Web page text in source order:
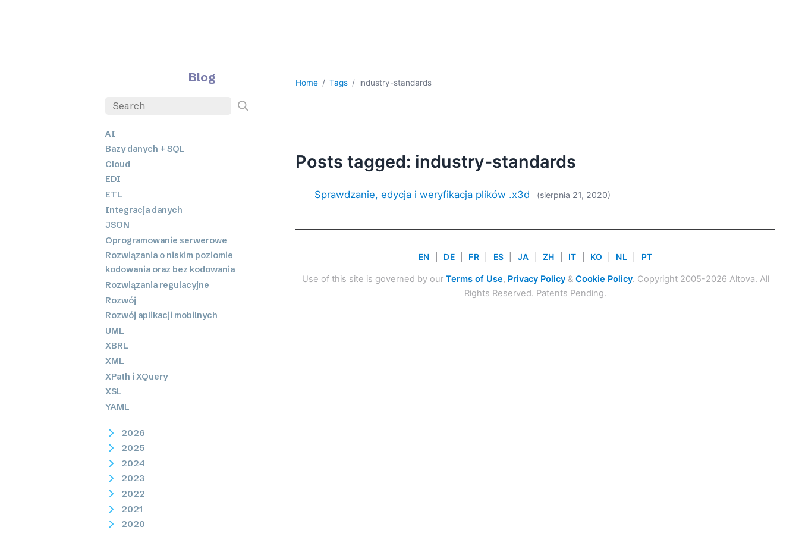
Blog
AI
Bazy danych + SQL
Cloud
EDI
ETL
Integracja danych
JSON
Oprogramowanie serwerowe
Rozwiązania o niskim poziomie
kodowania oraz bez kodowania
Rozwiązania regulacyjne
Rozwój
Rozwój aplikacji mobilnych
UML
XBRL
XML
XPath i XQuery
XSL
YAML
2026
2025
2024
2023
2022
2021
2020
Home Tags industry-standards
Posts tagged: industry-standards
Sprawdzanie, edycja i weryfikacja plików .x3d (sierpnia 21, 2020)
EN DE FR ES JA ZH IT KO NL PT
Use of this site is governed by our Terms of Use, Privacy Policy& Cookie Policy. Copyright 2005-2026 Altova. All
Rights Reserved. Patents Pending.